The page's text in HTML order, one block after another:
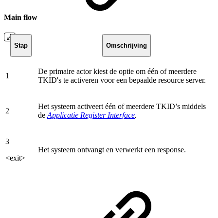
Main flow
Stap Omschrijving
1
De primaire actor kiest de optie om één of meerdere
TKID's te activeren voor een bepaalde resource server.
2
Het systeem activeert één of meerdere TKID’s middels
de Applicatie Register Interface.
3
<exit>
Het systeem ontvangt en verwerkt een response.